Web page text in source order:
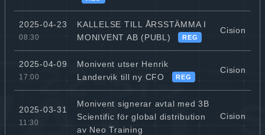
2025-04-23
08:30
KALLELSE TILL ÅRSSTÄMMA I
MONIVENT AB (PUBL)
REG
Cision
2025-04-09
17:00
Monivent utser Henrik
Landervik till ny CFO
REG
Cision
2025-03-31
11:30
Monivent signerar avtal med 3B
Scientific för global distribution
av Neo Training
Cision